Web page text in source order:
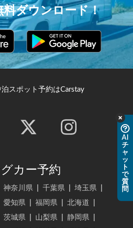
AI
チ
ャ
ッ
ト
で
質
問
料ダウンロード！
スポット予約はCarstay
カー予約
神奈川県 千葉県 埼玉県
愛知県 福岡県 北海道
茨城県 山梨県 静岡県